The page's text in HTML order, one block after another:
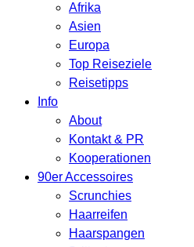
Afrika
Asien
Europa
Top Reiseziele
Reisetipps
Info
About
Kontakt & PR
Kooperationen
90er Accessoires
Scrunchies
Haarreifen
Haarspangen